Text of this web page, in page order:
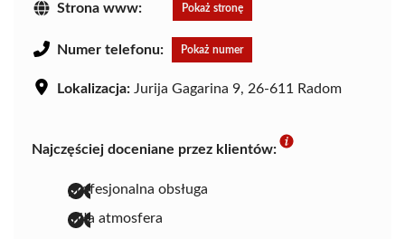
Strona www: Pokaż stronę
Numer telefonu: Pokaż numer
Lokalizacja: Jurija Gagarina 9, 26-611 Radom
Najczęściej doceniane przez klientów:
profesjonalna obsługa
miła atmosfera